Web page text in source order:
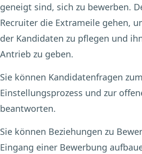
geneigt sind, sich zu bewerben.
Recruiter die Extrameile gehen,
der Kandidaten zu pflegen und
Antrieb zu geben.
Sie können Kandidatenfragen zum
Einstellungsprozess und zur
beantworten.
Sie können Beziehungen zu
Eingang einer Bewerbung